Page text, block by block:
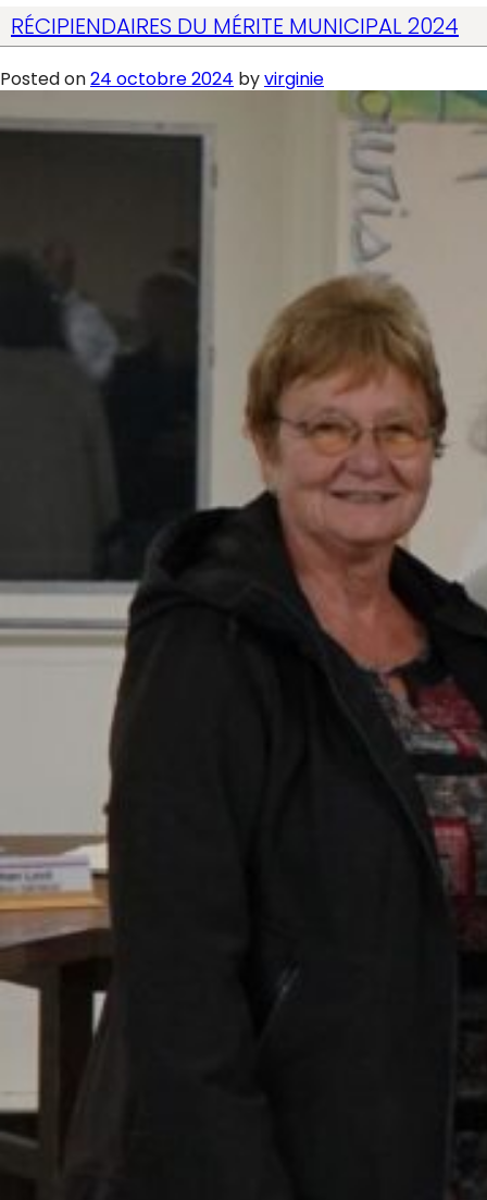
RÉCIPIENDAIRES DU MÉRITE MUNICIPAL 2024
Posted on24 octobre 2024 byvirginie